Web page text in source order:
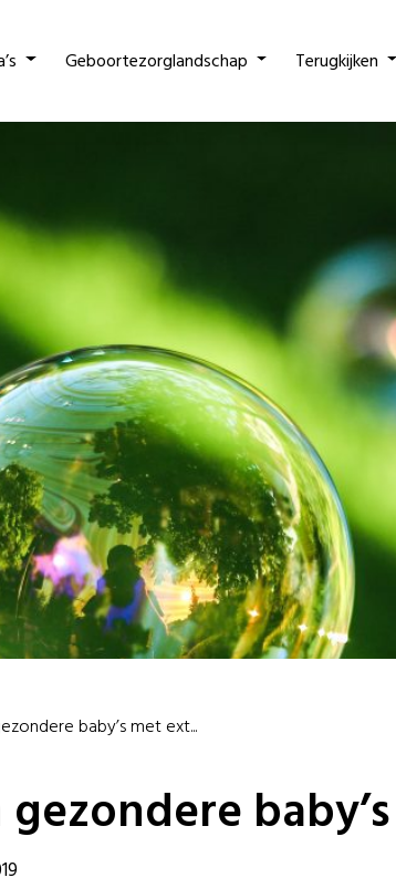
Geboortezorglandschap Terugkijken
baby’s met ext...
gezondere